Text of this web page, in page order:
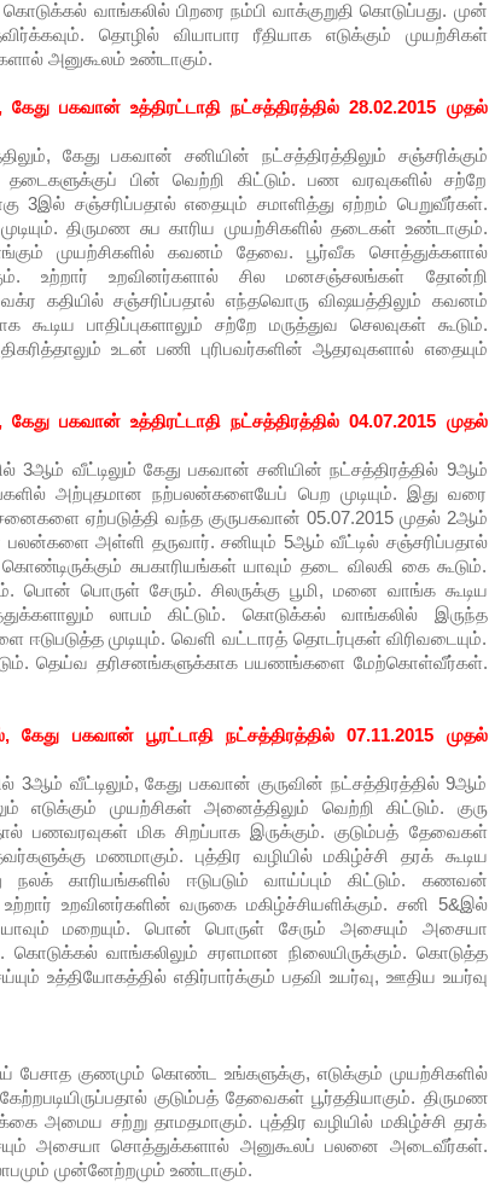
கொடுக்கல் வாங்கலில் பிறரை நம்பி வாக்குறுதி கொடுப்பது. முன்
தொழில் வியாபார ரீதியாக எடுக்கும் முயற்சிகள்
அனுகூலம் உண்டாகும்.
பகவான் உத்திரட்டாதி நட்சத்திரத்தில் 28.02.2015 முதல்
கேது பகவான் சனியின் நட்சத்திரத்திலும் சஞ்சரிக்கும்
தடைகளுக்குப் பின் வெற்றி கிட்டும். பண வரவுகளில் சற்றே
3இல் சஞ்சரிப்பதால் எதையும் சமாளித்து ஏற்றம் பெறுவீர்கள்.
திருமண சுப காரிய முயற்சிகளில் தடைகள் உண்டாகும்.
முயற்சிகளில் கவனம் தேவை. பூர்வீக சொத்துக்களால்
உற்றார் உறவினர்களால் சில மனசஞ்சலங்கள் தோன்றி
வக்ர கதியில் சஞ்சரிப்பதால் எந்தவொரு விஷயத்திலும் கவனம்
பாதிப்புகளாலும் சற்றே மருத்துவ செலவுகள் கூடும்.
உடன் பணி புரிபவர்களின் ஆதரவுகளால் எதையும்
பகவான் உத்திரட்டாதி நட்சத்திரத்தில் 04.07.2015 முதல்
3ஆம் வீட்டிலும் கேது பகவான் சனியின் நட்சத்திரத்தில் 9ஆம்
அற்புதமான நற்பலன்களையேப் பெற முடியும். இது வரை
ஏற்படுத்தி வந்த குருபகவான் 05.07.2015 முதல் 2ஆம்
பலன்களை அள்ளி தருவார். சனியும் 5ஆம் வீட்டில் சஞ்சரிப்பதால்
சுபகாரியங்கள் யாவும் தடை விலகி கை கூடும்.
பொன் பொருள் சேரும். சிலருக்கு பூமி, மனை வாங்க கூடிய
லாபம் கிட்டும். கொடுக்கல் வாங்கலில் இருந்த
முடியும். வெளி வட்டாரத் தொடர்புகள் விரிவடையும்.
தெய்வ தரிசனங்களுக்காக பயணங்களை மேற்கொள்வீர்கள்.
கேது பகவான் பூரட்டாதி நட்சத்திரத்தில் 07.11.2015 முதல்
3ஆம் வீட்டிலும், கேது பகவான் குருவின் நட்சத்திரத்தில் 9ஆம்
எடுக்கும் முயற்சிகள் அனைத்திலும் வெற்றி கிட்டும். குரு
பணவரவுகள் மிக சிறப்பாக இருக்கும். குடும்பத் தேவைகள்
மணமாகும். புத்திர வழியில் மகிழ்ச்சி தரக் கூடிய
காரியங்களில் ஈடுபடும் வாய்ப்பும் கிட்டும். கணவன்
உறவினர்களின் வருகை மகிழ்ச்சியளிக்கும். சனி 5&இல்
யாவும் மறையும். பொன் பொருள் சேரும் அசையும் அசையா
வாங்கலிலும் சரளமான நிலையிருக்கும். கொடுத்த
உத்தியோகத்தில் எதிர்பார்க்கும் பதவி உயர்வு, ஊதிய உயர்வு
பேசாத குணமும் கொண்ட உங்களுக்கு, எடுக்கும் முயற்சிகளில்
குடும்பத் தேவைகள் பூர்ததியாகும். திருமண
சற்று தாமதமாகும். புத்திர வழியில் மகிழ்ச்சி தரக்
அசையா சொத்துக்களால் அனுகூலப் பலனை அடைவீர்கள்.
முன்னேற்றமும் உண்டாகும்.